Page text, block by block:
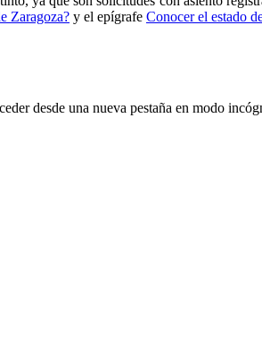
Zaragoza? y el epígrafe Conocer el estado
desde una nueva pestaña en modo